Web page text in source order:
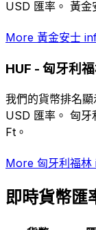
USD 匯率。 黃金
More 黃金安士
HUF - 匈牙利
我們的貨幣排名
USD 匯率。 匈牙
Ft。
More 匈牙利福林
即時貨幣匯